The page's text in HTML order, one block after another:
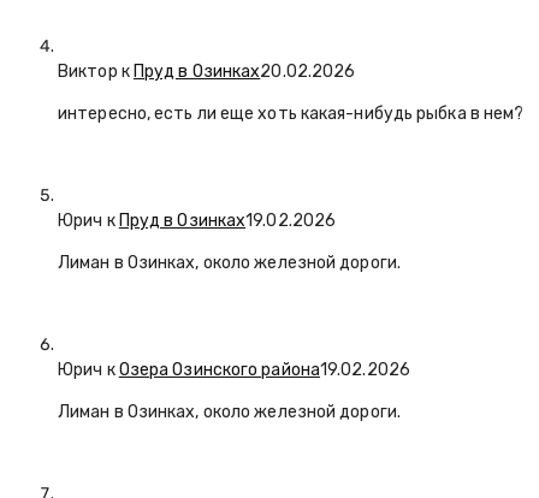
Виктор к Пруд в Озинках20.02.2026
интересно, есть ли еще хоть какая-нибудь рыбка в нем?
Юрич к Пруд в Озинках19.02.2026
Лиман в Озинках, около железной дороги.
Юрич кОзера Озинского района19.02.2026
Лиман в Озинках, около железной дороги.